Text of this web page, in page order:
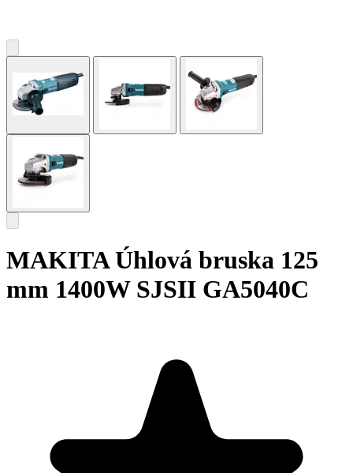
MAKITA Úhlová bruska 125
mm 1400W SJSII GA5040C